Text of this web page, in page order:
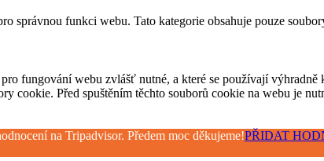
správnou funkci webu. Tato kategorie obsahuje pouze
fungování webu zvlášť nutné, a které se používají
cookie. Před spuštěním těchto souborů cookie na webu je
na Tripadvisor. Předem moc děkujeme!PŘIDAT